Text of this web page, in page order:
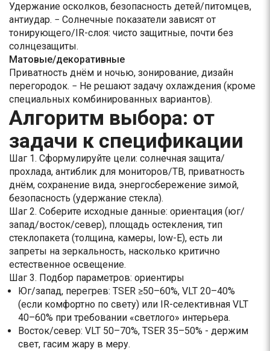
Удержание осколков, безопасность детей/питомцев,
антиудар. − Солнечные показатели зависят от
тонирующего/IR-слоя: чисто защитные, почти без
солнцезащиты.
Матовые/декоративные
Приватность днём и ночью, зонирование, дизайн
перегородок. − Не решают задачу охлаждения (кроме
специальных комбинированных вариантов).
Алгоритм выбора: от
задачи к спецификации
Шаг 1. Сформулируйте цели: солнечная защита/
прохлада, антиблик для мониторов/ТВ, приватность
днём, сохранение вида, энергосбережение зимой,
безопасность (удержание стекла).
Шаг 2. Соберите исходные данные: ориентация (юг/
запад/восток/север), площадь остекления, тип
стеклопакета (толщина, камеры, low-E), есть ли
запреты на зеркальность, насколько критично
естественное освещение.
Шаг 3. Подбор параметров: ориентиры
Юг/запад, перегрев: TSER ≥50–60%, VLT 20–40%
(если комфортно по свету) или IR-селективная VLT
40–60% при требовании «светлого» интерьера.
Восток/север: VLT 50–70%, TSER 35–50% - держим
свет, гасим жару в меру.